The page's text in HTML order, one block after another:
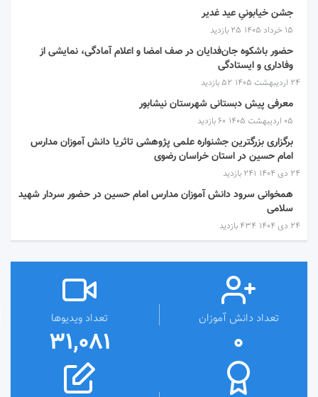
جشن خیابونیِ عید غدیر
۱۵ خرداد ۱۴۰۵ 25 بازدید
حضور باشکوه جان‌فدایان در صف امضا و اعلام آمادگی، نمایشی از
وفاداری و ایستادگی
۲۴ اردیبهشت ۱۴۰۵ 52 بازدید
معرفی پیش دبستانی شهرستان نیشابور
۰۵ اردیبهشت ۱۴۰۵ 60 بازدید
برگزاری بزرگترین جشنواره علمی پژوهشی تاثریا دانش آموزان مدارس
امام حسین در استان خراسان رضوی
۲۴ دی ۱۴۰۴ 241 بازدید
همخوانی سرود دانش آموزان مدارس امام حسین در حضور سردار شهید
سلامی
۲۴ دی ۱۴۰۴ 434 بازدید
تعداد دانش آموزان
0
تعداد ویدیوها
31,081